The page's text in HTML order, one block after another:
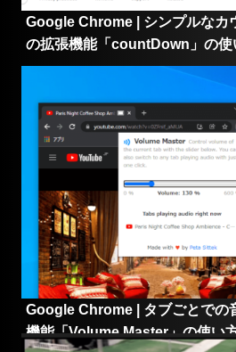
Google Chrome | シンプルなカ
の拡張機能「countDown」の使
Google Chrome | タブごとでの
機能「Volume Master」の使い